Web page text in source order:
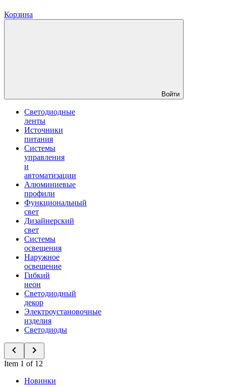
Корзина
Войти
Светодиодные
ленты
Источники
питания
Системы
управления
и
автоматизации
Алюминиевые
профили
Функциональный
свет
Дизайнерский
свет
Системы
освещения
Наружное
освещение
Гибкий
неон
Светодиодный
декор
Электроустановочные
изделия
Светодиоды
Item 1 of 12
Новинки